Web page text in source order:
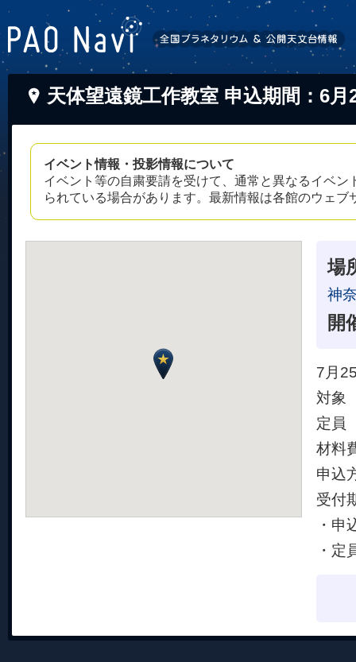
天体望遠鏡工作教室 申込期間：6月
イベント情報・投影情報について
イベント等の自粛要請を受けて、通常と異なるイベ
られている場合があります。最新情報は各館のウェ
場
神
開
7月
対象
定員
材料
申込
受付
・申
・定